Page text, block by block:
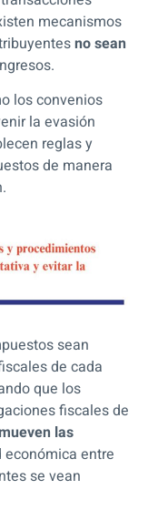
mecanismos
no sean
los convenios
la evasión
reglas y
de manera
sean
de cada
que los
fiscales de
las
entre
se vean